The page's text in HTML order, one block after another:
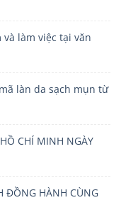
làm việc tại văn
mã làn da sạch mụn từ
CHÍ MINH NGÀY
ĐỒNG HÀNH CÙNG